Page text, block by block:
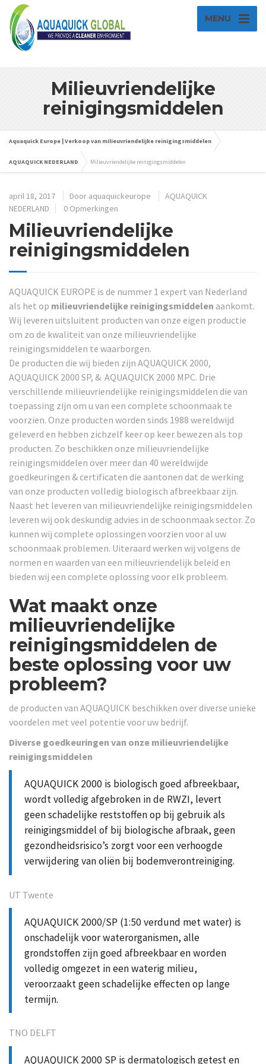
MENU
Milieuvriendelijke
reinigingsmiddelen
Aquaquick Europe | Verkoop van milieuvriendelijke reinigingsmiddelen
AQUAQUICK NEDERLAND Milieuvriendelijke reinigingsmiddelen
april 18, 2017 Door aquaquickeurope
AQUAQUICK
NEDERLAND
0 Opmerkingen
Milieuvriendelijke
reinigingsmiddelen
AQUAQUICK EUROPE is de nummer 1 expert van Nederland
als het op milieuvriendelijke reinigingsmiddelen aankomt.
Wij leveren uitsluitent producten van onze eigen productie
om zo de kwaliteit van onze milieuvriendelijke
reinigingsmiddelen te waarborgen.
De producten die wij bieden zijn AQUAQUICK 2000,
AQUAQUICK 2000 SP, & AQUAQUICK 2000 MPC. Drie
verschillende milieuvriendelijke reinigingsmiddelen die van
toepassing zijn om u van een complete schoonmaak te
voorzien. Onze producten worden sinds 1988 wereldwijd
geleverd en hebben zichzelf keer op keer bewezen als top
producten. Zo beschikken onze milieuvriendelijke
reinigingsmiddelen over meer dan 40 wereldwijde
goedkeuringen & certificaten die aantonen dat de werking
van onze producten volledig biologisch afbreekbaar zijn.
Naast het leveren van milieuvriendelijke reinigingsmiddelen
leveren wij ook deskundig advies in de schoonmaak sector. Zo
kunnen wij complete oplossingen voorzien voor al uw
schoonmaak problemen. Uiteraard werken wij volgens de
normen en waarden van een milieuvriendelijk beleid en
bieden wij een complete oplossing voor elk probleem.
Wat maakt onze
milieuvriendelijke
reinigingsmiddelen de
beste oplossing voor uw
probleem?
de producten van AQUAQUICK beschikken over diverse unieke
voordelen met veel potentie voor uw bedrijf.
Diverse goedkeuringen van onze milieuvriendelijke
reinigingsmiddelen
AQUAQUICK 2000 is biologisch goed afbreekbaar,
wordt volledig afgebroken in de RWZI, levert
geen schadelijke reststoffen op bij gebruik als
reinigingsmiddel of bij biologische afbraak, geen
gezondheidsrisico’s zorgt voor een verhoogde
verwijdering van oliën bij bodemverontreiniging.
UT Twente
AQUAQUICK 2000/SP (1:50 verdund met water) is
onschadelijk voor waterorganismen, alle
grondstoffen zijn goed afbreekbaar en worden
volledig omgezet in een waterig milieu,
veroorzaakt geen schadelijke effecten op lange
termijn.
TNO DELFT
AQUAQUICK 2000 SP is dermatologisch getest en